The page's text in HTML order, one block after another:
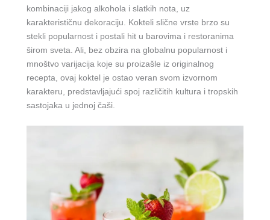
kombinaciji jakog alkohola i slatkih nota, uz
karakterističnu dekoraciju. Kokteli slične vrste brzo su
stekli popularnost i postali hit u barovima i restoranima
širom sveta. Ali, bez obzira na globalnu popularnost i
mnoštvo varijacija koje su proizašle iz originalnog
recepta, ovaj koktel je ostao veran svom izvornom
karakteru, predstavljajući spoj različitih kultura i tropskih
sastojaka u jednoj čaši.